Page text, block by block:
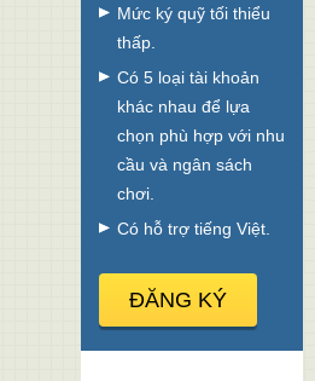
Mức ký quỹ tối thiểu
thấp.
Có 5 loại tài khoản
khác nhau để lựa
chọn phù hợp với nhu
cầu và ngân sách
chơi.
Có hỗ trợ tiếng Việt.
ĐĂNG KÝ